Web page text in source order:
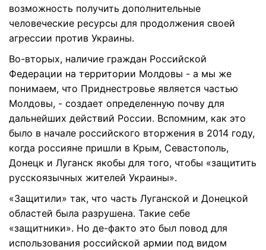
возможность получить дополнительные
человеческие ресурсы для продолжения своей
агрессии против Украины.
Во-вторых, наличие граждан Российской
Федерации на территории Молдовы - а мы же
понимаем, что Приднестровье является частью
Молдовы, - создает определенную почву для
дальнейших действий России. Вспомним, как это
было в начале российского вторжения в 2014 году,
когда россияне пришли в Крым, Севастополь,
Донецк и Луганск якобы для того, чтобы «защитить
русскоязычных жителей Украины».
«Защитили» так, что часть Луганской и Донецкой
областей была разрушена. Такие себе
«защитники». Но де-факто это был повод для
использования российской армии под видом